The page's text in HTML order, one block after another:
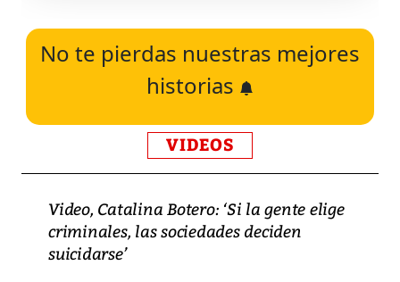
No te pierdas nuestras mejores
historias
VIDEOS
Video, Catalina Botero: ‘Si la gente elige
criminales, las sociedades deciden
suicidarse’